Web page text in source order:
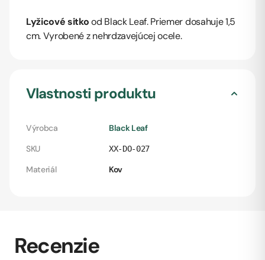
Lyžicové sitkood Black Leaf. Priemer dosahuje 1,5
cm. Vyrobené z nehrdzavejúcej ocele.
Vlastnosti produktu
Výrobca
Black Leaf
SKU
XX-DO-027
Materiál Kov
Recenzie